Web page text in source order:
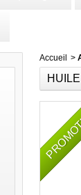
Accueil >